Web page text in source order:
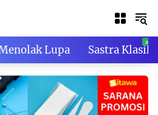
Lupa Sastra Klasik